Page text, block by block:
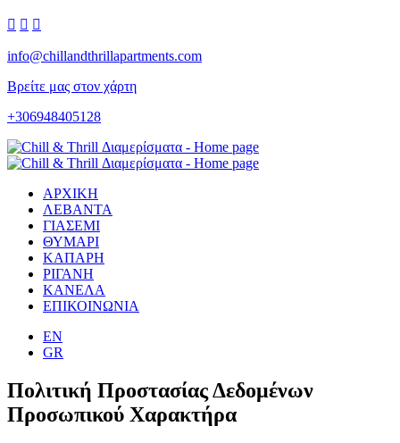
  
info@chillandthrillapartments.com
Βρείτε μας στον χάρτη
+306948405128
ΑΡΧΙΚΗ
ΛΕΒΑΝΤΑ
ΓΙΑΣΕΜΙ
ΘΥΜΑΡΙ
ΚΑΠΑΡΗ
ΡΙΓΑΝΗ
ΚΑΝΕΛΑ
ΕΠΙΚΟΙΝΩΝΙΑ
EN
GR
Πολιτική Προστασίας Δεδομένων
Προσωπικού Χαρακτήρα